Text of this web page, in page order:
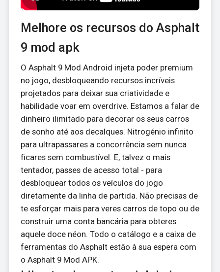
Melhore os recursos do Asphalt
9 mod apk
O Asphalt 9 Mod Android injeta poder premium
no jogo, desbloqueando recursos incríveis
projetados para deixar sua criatividade e
habilidade voar em overdrive. Estamos a falar de
dinheiro ilimitado para decorar os seus carros
de sonho até aos decalques. Nitrogénio infinito
para ultrapassares a concorrência sem nunca
ficares sem combustível. E, talvez o mais
tentador, passes de acesso total - para
desbloquear todos os veículos do jogo
diretamente da linha de partida. Não precisas de
te esforçar mais para veres carros de topo ou de
construir uma conta bancária para obteres
aquele doce néon. Todo o catálogo e a caixa de
ferramentas do Asphalt estão à sua espera com
o Asphalt 9 Mod APK.